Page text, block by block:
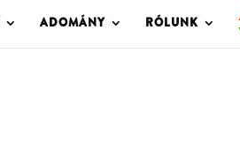
ADOMÁNY RÓLUNK